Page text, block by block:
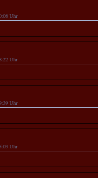
Uhr
Uhr
Uhr
Uhr